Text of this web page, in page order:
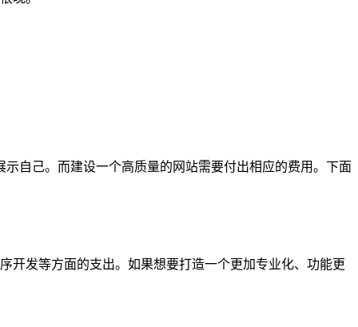
自己。而建设一个高质量的网站需要付出相应的费用。下面
开发等方面的支出。如果想要打造一个更加专业化、功能更